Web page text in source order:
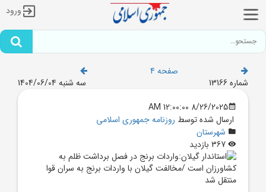
ورود
صفحه 4
شماره 13166
سه شنبه 1404/06/04
8/26/2025 12:00:00 AM
ارسال شده توسط روزنامه جمهوری اسلامی
شهرستان